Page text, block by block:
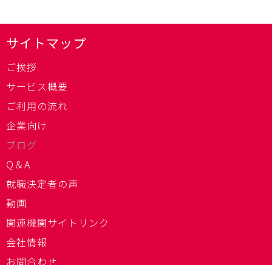
サイトマップ
ご挨拶
サービス概要
ご利用の流れ
企業向け
ブログ
Q＆A
就職決定者の声
動画
関連機関サイトリンク
会社情報
お問合わせ